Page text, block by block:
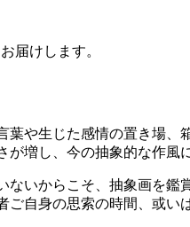
届けします。
や生じた感情の置き場
増し、今の抽象的な作風
いからこそ、抽象画を
自身の思索の時間、或い